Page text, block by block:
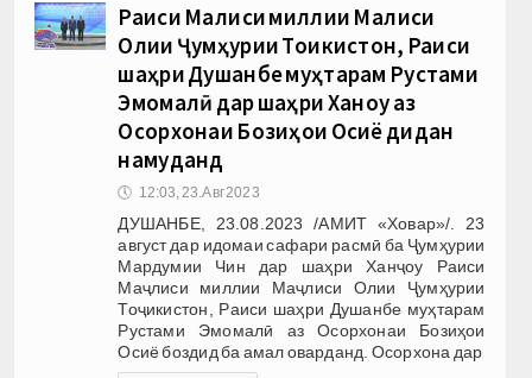
Раиси Маҷлиси миллии Маҷлиси
Олии Ҷумҳурии Тоҷикистон, Раиси
шаҳри Душанбе муҳтарам Рустами
Эмомалӣ дар шаҳри Ханҷоу аз
Осорхонаи Бозиҳои Осиё дидан
намуданд
🕔 12:03, 23.Авг 2023
ДУШАНБЕ, 23.08.2023 /АМИТ «Ховар»/. 23
август дар идомаи сафари расмӣ ба Ҷумҳурии
Мардумии Чин дар шаҳри Ханҷоу Раиси
Маҷлиси миллии Маҷлиси Олии Ҷумҳурии
Тоҷикистон, Раиси шаҳри Душанбе муҳтарам
Рустами Эмомалӣ аз Осорхонаи Бозиҳои
Осиё боздид ба амал оварданд. Осорхона дар